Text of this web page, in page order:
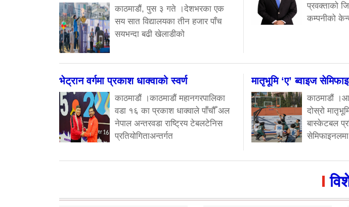
काठमाडौं, पुस ३ गते ।देशभरका एक
सय सात विद्यालयका तीन हजार पाँच
सयभन्दा बढी खेलाडीको
प्रवक्ताको
कम्पनीको
भेट्रान वर्गमा प्रकाश धाक्वाको स्वर्ण
काठमाडौं ।काठमाडौं महानगरपालिका
वडा १६ का प्रकाश धाक्वाले पाँचौँ अल
नेपाल अन्तरवडा राष्ट्रिय टेबलटेनिस
प्रतियोगिताअन्तर्गत
मातृभूमि ‘ए’ ब्वाइज
काठमाडौं
दोस्रो
बास्केटबल